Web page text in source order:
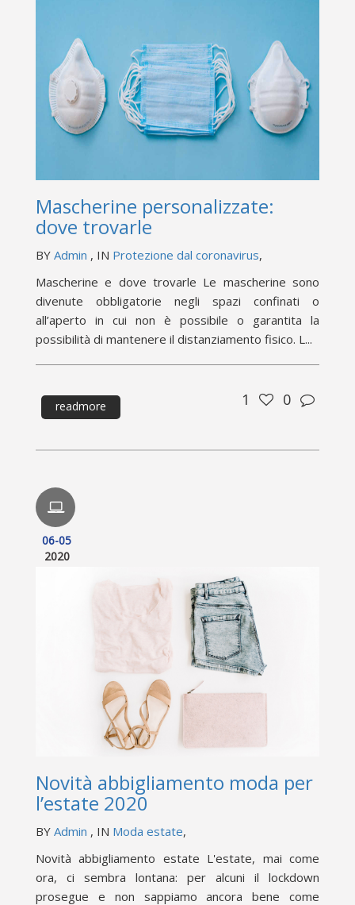
Mascherine personalizzate:
dove trovarle
BY Admin , IN Protezione dal coronavirus,
Mascherine e dove trovarle Le mascherine sono
divenute obbligatorie negli spazi confinati o
all’aperto in cui non è possibile o garantita la
possibilità di mantenere il distanziamento fisico. L...
readmore 1 0
06-05
2020
Novità abbigliamento moda per
l’estate 2020
BY Admin , IN Moda estate,
Novità abbigliamento estate L'estate, mai come
ora, ci sembra lontana: per alcuni il lockdown
prosegue e non sappiamo ancora bene come